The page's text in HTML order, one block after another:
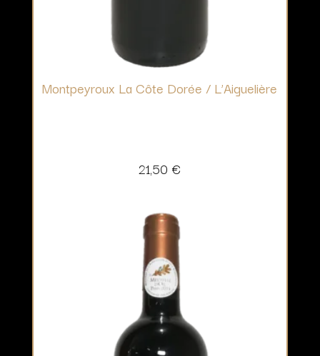
Montpeyroux La Côte Dorée / L’Aiguelière
21,50 €